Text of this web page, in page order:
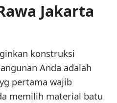
Jakarta
konstruksi
Anda adalah
pertama wajib
memilih material batu